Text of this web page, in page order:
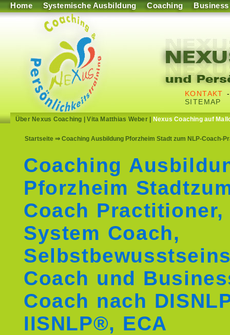
Home Systemische Ausbildung Coaching Business
KONTAKT
SITEMAP
Über Nexus Coaching |Vita Matthias Weber| Nexus Coaching auf
Startseite ⇒ Coaching Ausbildung Pforzheim Stadt zum NLP-Coach-
Coaching
Pforzheim
Coach Practitioner,
System Coach,
Coach und
Coach nach
IISNLP®, ECA